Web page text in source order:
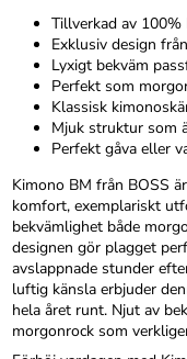
Tillverkad av
Exklusiv design
Lyxigt bekväm
Perfekt som
Klassisk
Mjuk struktur som
Perfekt gåva eller
Kimono BM från BOSS
komfort, exemplariskt
bekvämlighet både
designen gör plagget
avslappnade stunder
luftig känsla erbjuder
hela året runt. Njut av
morgonrock som